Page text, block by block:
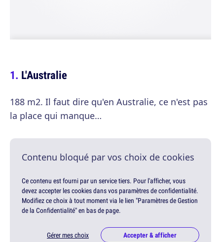
L'Australie
188 m2. Il faut dire qu'en Australie, ce n'est pas
la place qui manque…
Contenu bloqué par vos choix de cookies
Ce contenu est fourni par un service tiers. Pour l'afficher, vous
devez accepter les cookies dans vos paramètres de confidentialité.
Modifiez ce choix à tout moment via le lien "Paramètres de Gestion
de la Confidentialité" en bas de page.
Gérer mes choix Accepter & afficher